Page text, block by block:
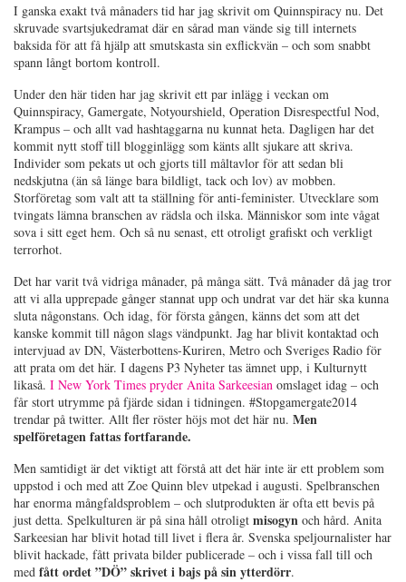
I ganska exakt två månaders tid har jag skrivit om Quinnspiracy nu. Det
skruvade svartsjukedramat där en sårad man vände sig till internets
baksida för att få hjälp att smutskasta sin exflickvän – och som snabbt
spann långt bortom kontroll.
Under den här tiden har jag skrivit ett par inlägg i veckan om
Quinnspiracy, Gamergate, Notyourshield, Operation Disrespectful Nod,
Krampus – och allt vad hashtaggarna nu kunnat heta. Dagligen har det
kommit nytt stoff till blogginlägg som känts allt sjukare att skriva.
Individer som pekats ut och gjorts till måltavlor för att sedan bli
nedskjutna (än så länge bara bildligt, tack och lov) av mobben.
Storföretag som valt att ta ställning för anti-feminister. Utvecklare som
tvingats lämna branschen av rädsla och ilska. Människor som inte vågat
sova i sitt eget hem. Och så nu senast, ett otroligt grafiskt och verkligt
terrorhot.
Det har varit två vidriga månader, på många sätt. Två månader då jag tror
att vi alla upprepade gånger stannat upp och undrat var det här ska kunna
sluta någonstans. Och idag, för första gången, känns det som att det
kanske kommit till någon slags vändpunkt. Jag har blivit kontaktad och
intervjuad av DN, Västerbottens-Kuriren, Metro och Sveriges Radio för
att prata om det här. I dagens P3 Nyheter tas ämnet upp, i Kulturnytt
likaså. I New York Times pryder Anita Sarkeesian omslaget idag – och
får stort utrymme på fjärde sidan i tidningen. #Stopgamergate2014
trendar på twitter. Allt fler röster höjs mot det här nu. Men
spelföretagen fattas fortfarande.
Men samtidigt är det viktigt att förstå att det här inte är ett problem som
uppstod i och med att Zoe Quinn blev utpekad i augusti. Spelbranschen
har enorma mångfaldsproblem – och slutprodukten är ofta ett bevis på
just detta. Spelkulturen är på sina håll otroligt misogyn och hård. Anita
Sarkeesian har blivit hotad till livet i flera år. Svenska speljournalister har
blivit hackade, fått privata bilder publicerade – och i vissa fall till och
med fått ordet ”DÖ” skrivet i bajs på sin ytterdörr.